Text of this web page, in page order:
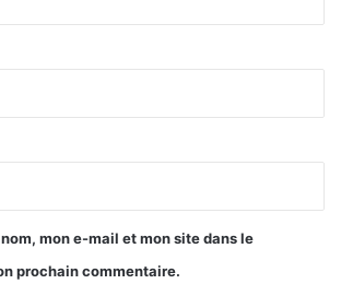
mon e-mail et mon site dans le
prochain commentaire.